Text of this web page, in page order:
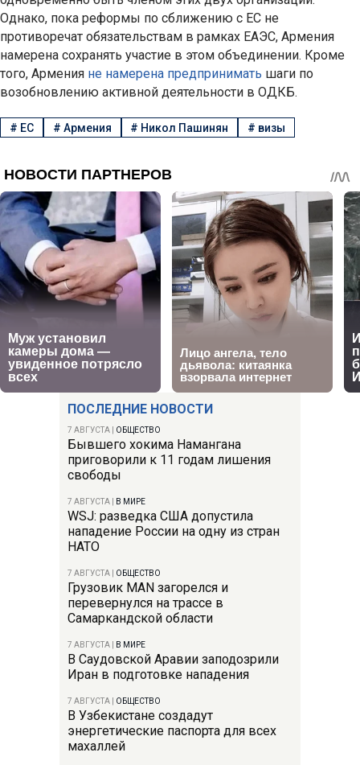
ПОСЛЕДНИЕ НОВОСТИ
7 АВГУСТА ОБЩЕСТВО
Бывшего хокима Намангана
приговорили к 11 годам лишения
свободы
7 АВГУСТА В МИРЕ
WSJ: разведка США допустила
нападение России на одну из стран
НАТО
7 АВГУСТА ОБЩЕСТВО
Грузовик MAN загорелся и
перевернулся на трассе в
Самаркандской области
7 АВГУСТА В МИРЕ
В Саудовской Аравии заподозрили
Иран в подготовке нападения
7 АВГУСТА ОБЩЕСТВО
В Узбекистане создадут
энергетические паспорта для всех
махаллей
Однако, пока реформы по сближению с ЕС не
противоречат обязательствам в рамках ЕАЭС, Армения
намерена сохранять участие в этом объединении. Кроме
того, Армения не намерена предпринимать шаги по
возобновлению активной деятельности в ОДКБ.
# ЕС # Армения # Никол Пашинян # визы